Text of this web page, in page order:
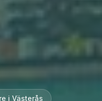
i Västerås